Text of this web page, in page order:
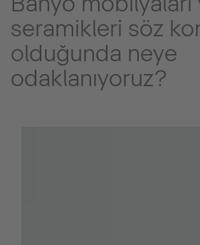
seramikleri söz
olduğunda neye
odaklanıyoruz?